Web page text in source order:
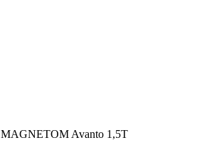
MAGNETOM Avanto 1,5Т